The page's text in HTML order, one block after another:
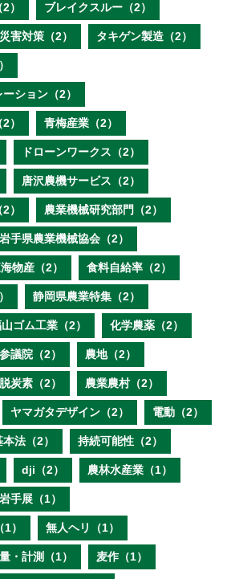
） ブレイクスルー（2）
災害対策（2） タキゲン製造（2）
ション（2）
） 青梅産業（2）
ドローンワークス（2）
唐沢農機サービス（2）
） 農業機械研究部門（2）
岩手県農業機械協会（2）
物産（2） 食料自給率（2）
静岡県農業特集（2）
ゴム工業（2） 化学農薬（2）
参議院（2） 農地（2）
脱炭素（2） 農業農村（2）
ヤマガタデザイン（2） 電動（2）
法（2） 持続可能性（2）
dji（2） 農林水産業（1）
岩手展（1）
） 無人ヘリ（1）
・計測（1） 麦作（1）